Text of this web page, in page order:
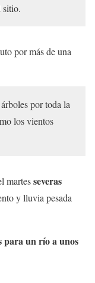
sitio.
por más de una
por toda la
los vientos
martesseveras
y lluvia pesada
para un río a unos